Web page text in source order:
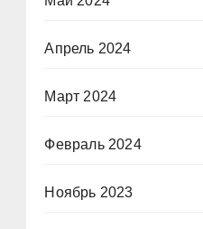
Апрель 2024
Март 2024
Февраль 2024
Ноябрь 2023